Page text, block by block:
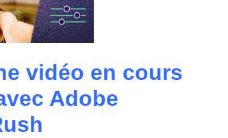
vidéo en cours
Adobe